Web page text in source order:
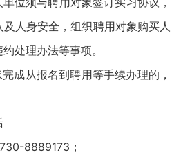
人身安全，组织聘用对象购买人
处理办法等事项。
从报名到聘用等手续办理的，
8889173；